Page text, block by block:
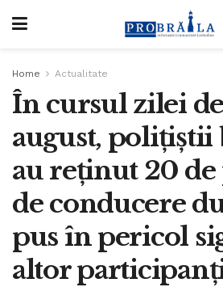
Home Actualitate
În cursul zilei
august,
au reținut 20
de conducere
pus în pericol
altor